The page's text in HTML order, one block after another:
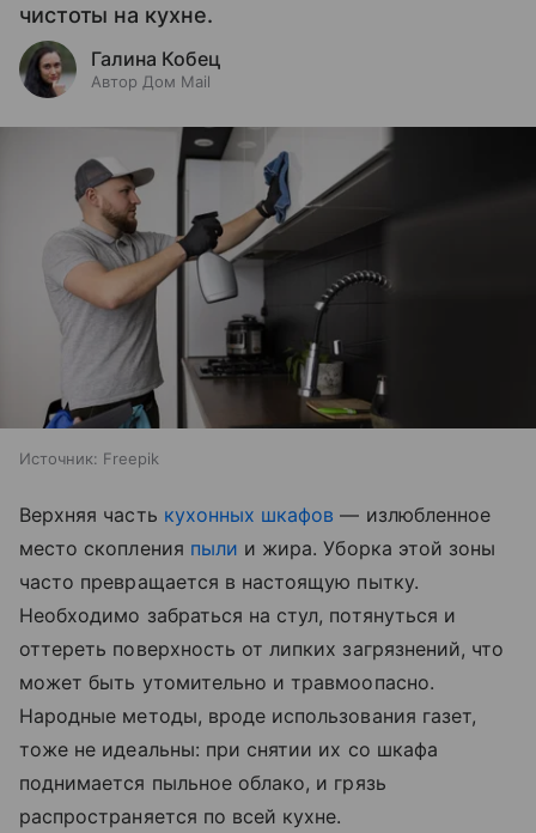
чистоты на кухне.
Галина Кобец
Автор Дом Mail
Источник: Freepik
Верхняя часть кухонных шкафов — излюбленное
место скопления пыли и жира. Уборка этой зоны
часто превращается в настоящую пытку.
Необходимо забраться на стул, потянуться и
оттереть поверхность от липких загрязнений, что
может быть утомительно и травмоопасно.
Народные методы, вроде использования газет,
тоже не идеальны: при снятии их со шкафа
поднимается пыльное облако, и грязь
распространяется по всей кухне.